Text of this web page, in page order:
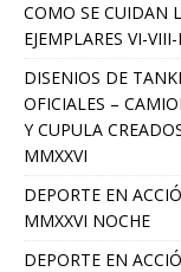
COMO SE CUIDAN
EJEMPLARES VI-
DISENIOS DE
OFICIALES –
Y CUPULA
MMXXVI
DEPORTE EN
MMXXVI NOCHE
DEPORTE EN